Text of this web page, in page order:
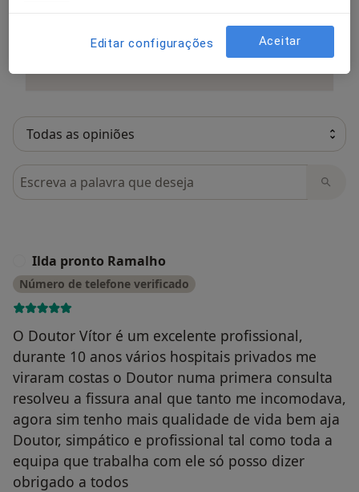
por isso os especialistas não podem
pagar para alterar ou excluir uma
Saber mais sobre
Pesquisar em opiniões
Ilda pronto Ramalho
Número de telefone verificado
O Doutor Vítor é um excelente profissional,
durante 10 anos vários hospitais privados me
viraram costas o Doutor numa primera consulta
resolveu a fissura anal que tanto me incomodava,
agora sim tenho mais qualidade de vida bem aja
Doutor, simpático e profissional tal como toda a
equipa que trabalha com ele só posso dizer
obrigado a todos
Editar configurações Aceitar